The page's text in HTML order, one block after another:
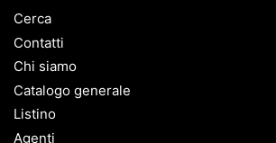
Cerca
Contatti
Chi siamo
Catalogo generale
Listino
Agenti